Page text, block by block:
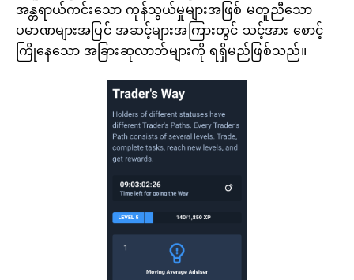
အန္တရာယ်ကင်းသော ကုန်သွယ်မှုများအဖြစ် မတူညီသော
ပမာဏများအပြင် အဆင့်များအကြားတွင် သင့်အား စောင့်
ကြိုနေသော အခြားဆုလာဘ်များကို ရရှိမည်ဖြစ်သည်။